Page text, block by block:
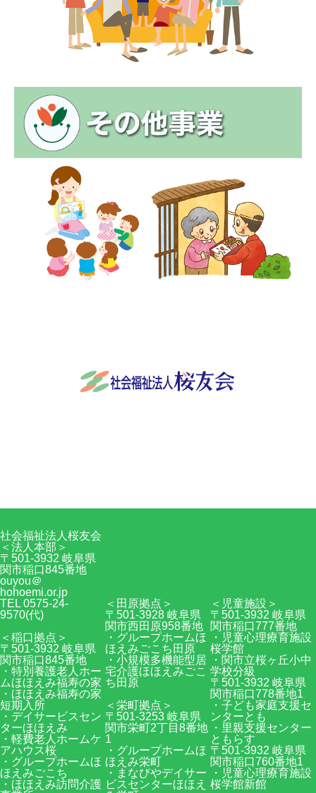
社会福祉法人桜友会
＜法人本部＞
〒501-3932 岐阜県
関市稲口845番地
ouyou＠
hohoemi.or.jp
TEL 0575-24-
9570(代)
＜稲口拠点＞
〒501-3932 岐阜県
関市稲口845番地
・特別養護老人ホー
ムほほえみ福寿の家
・ほほえみ福寿の家
短期入所
・デイサービスセン
ターほほえみ
・軽費老人ホームケ
アハウス桜
・グループホームほ
ほえみごこち
・ほほえみ訪問介護
＜田原拠点＞
〒501-3928 岐阜県
関市西田原958番地
・グループホームほ
ほえみごこち田原
・小規模多機能型居
宅介護ほほえみごこ
ち田原
＜栄町拠点＞
〒501-3253 岐阜県
関市栄町2丁目8番地
1
・グループホームほ
ほえみ栄町
・まなびやデイサー
ビスセンターほほえ
＜児童施設＞
〒501-3932 岐阜県
関市稲口777番地
・児童心理療育施設
桜学館
・関市立桜ヶ丘小中
学校分級
〒501-3932 岐阜県
関市稲口778番地1
・子ども家庭支援セ
ンターとも
・里親支援センター
ともらす
〒501-3932 岐阜県
関市稲口760番地1
・児童心理療育施設
桜学館新館